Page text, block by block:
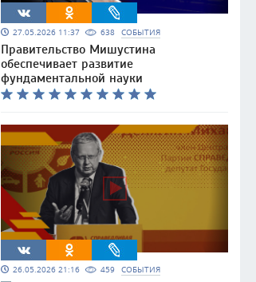
27.05.2026 11:37 638 СОБЫТИЯ
Правительство Мишустина
обеспечивает развитие
фундаментальной науки
26.05.2026 21:16 459 СОБЫТИЯ